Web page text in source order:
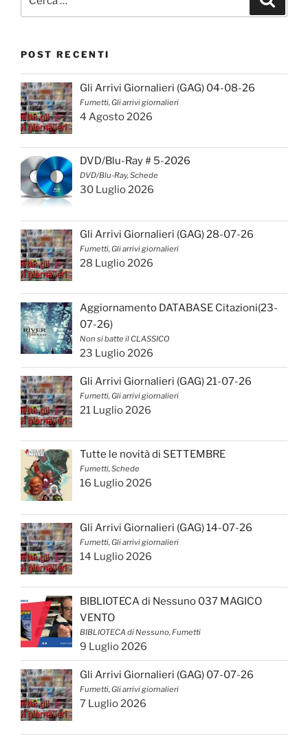
POST RECENTI
Gli Arrivi Giornalieri (GAG) 04-08-26
Fumetti, Gli arrivi giornalieri
4 Agosto 2026
DVD/Blu-Ray # 5-2026
DVD/Blu-Ray, Schede
30 Luglio 2026
Gli Arrivi Giornalieri (GAG) 28-07-26
Fumetti, Gli arrivi giornalieri
28 Luglio 2026
Aggiornamento DATABASE Citazioni(23-
07-26)
Non si batte il CLASSICO
23 Luglio 2026
Gli Arrivi Giornalieri (GAG) 21-07-26
Fumetti, Gli arrivi giornalieri
21 Luglio 2026
Tutte le novità di SETTEMBRE
Fumetti, Schede
16 Luglio 2026
Gli Arrivi Giornalieri (GAG) 14-07-26
Fumetti, Gli arrivi giornalieri
14 Luglio 2026
BIBLIOTECA di Nessuno 037 MAGICO
VENTO
BIBLIOTECA di Nessuno, Fumetti
9 Luglio 2026
Gli Arrivi Giornalieri (GAG) 07-07-26
Fumetti, Gli arrivi giornalieri
7 Luglio 2026